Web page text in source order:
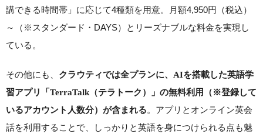
講できる時間帯」に応じて4種類を用意。月額4,950円（税込）
～（※スタンダード・DAYS）とリーズナブルな料金を実現し
ている。
その他にも、 クラウティでは全プランに、AIを搭載した英語学
習アプリ「TerraTalk（テラトーク）」の無料利用（※登録して
いるアカウント人数分）が含まれる。アプリとオンライン英会
話を利用することで、しっかりと英語を身につけられる点も魅